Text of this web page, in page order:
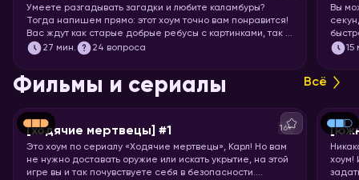
Умеете разгадывать загадки и любите каламбуры?
Тогда напишем прямо: этот хоум точно вам понравится!
Вас ждут как старые добрые ребусы с картинками, так и
вопросы с визуальными подсказками. Вспоминайте, что
27 мин. 24 вопроса
Вы
15
Фильмы и сериалы Всё
[ходячие мертвецы] #1 16+
Это хоум по сериалу «Ходячие мертвецы», Карл! Но вам
не нужно доставать оружие или искать укрытие, на этой
игре вы и так почувствуете себя в безопасности.
хоум!